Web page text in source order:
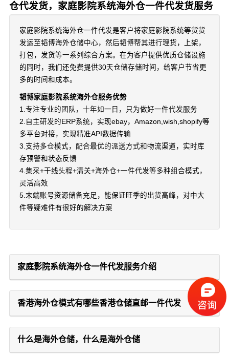
仓代发货，家庭影院系统海外仓一件代发货服务
家庭影院系统海外仓一件代发是客户将家庭影院系统等货货
发运至韬博海外仓储中心，然后韬博帮其进行理货，上架，
打包，发货等一系列综合方案。在为客户提供优质仓储设施
的同时，我们还免费提供30天仓储存储时间，给客户节省更
多的时间和成本。
韬博家庭影院系统海外仓服务优势
1.专注专业的团队，十年如一日，只为做好一件代发服务
2.自主研发的ERP系统，实现ebay，Amazon,wish,shopify等
多平台对接，实现精准API数据传输
3.支持多仓模式，配合最优的派送方式和物流渠道，实时库
存预警和状态反馈
4.集采+干线头程+清关+海外仓+一件代发等多种组合模式，
灵活高效
5.末端账号资源储备充足，能保证旺季的出货高峰，对中大
件等疑难件有很好的解决方案
家庭影院系统海外仓一件代发服务介绍
香港海外仓模式有哪些香港仓储直邮一件代发
什么是海外仓储，什么是海外仓储